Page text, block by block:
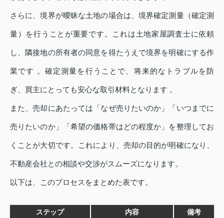
さらに、境界が曖昧な土地の場合は、境界確定測量（確定測
量）を行うことが重要です。これは土地家屋調査士に依頼
し、隣接地の所有者の同意を得たうえで境界を明確にする作
業です 。確定測量を行うことで、将来的なトラブルを防
ぎ、買主にとっても安心な取引材料となります 。
また、売却にあたっては「なぜ売りたいのか」「いつまでに
売りたいのか」「希望の価格帯はどの程度か」を整理してお
くことが大切です。これにより、売却の目的が明確になり、
不動産会社との相談や交渉がスムーズになります。
以下は、このプロセスをまとめた表です。
ステップ 内容 備考